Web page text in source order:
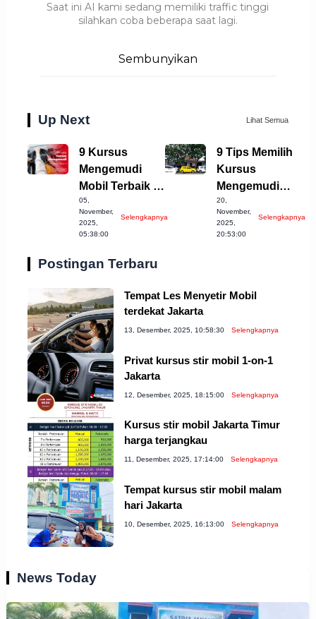
Saat ini AI kami sedang memiliki traffic tinggi
silahkan coba beberapa saat lagi.
Sembunyikan
Up Next Lihat Semua
9 Kursus
Mengemudi
Mobil Terbaik di
Purwakarta
untuk Anda
05,
November,
2025,
05:38:00
Selengkapnya
9 Tips Memilih
Kursus
Mengemudi
Terbaik di
Bandung
20,
November,
2025,
20:53:00
Selengkapnya
Postingan Terbaru
Tempat Les Menyetir Mobil
terdekat Jakarta
13, Desember, 2025, 10:58:30 Selengkapnya
Privat kursus stir mobil 1-on-1
Jakarta
12, Desember, 2025, 18:15:00 Selengkapnya
Kursus stir mobil Jakarta Timur
harga terjangkau
11, Desember, 2025, 17:14:00 Selengkapnya
Tempat kursus stir mobil malam
hari Jakarta
10, Desember, 2025, 16:13:00 Selengkapnya
News Today